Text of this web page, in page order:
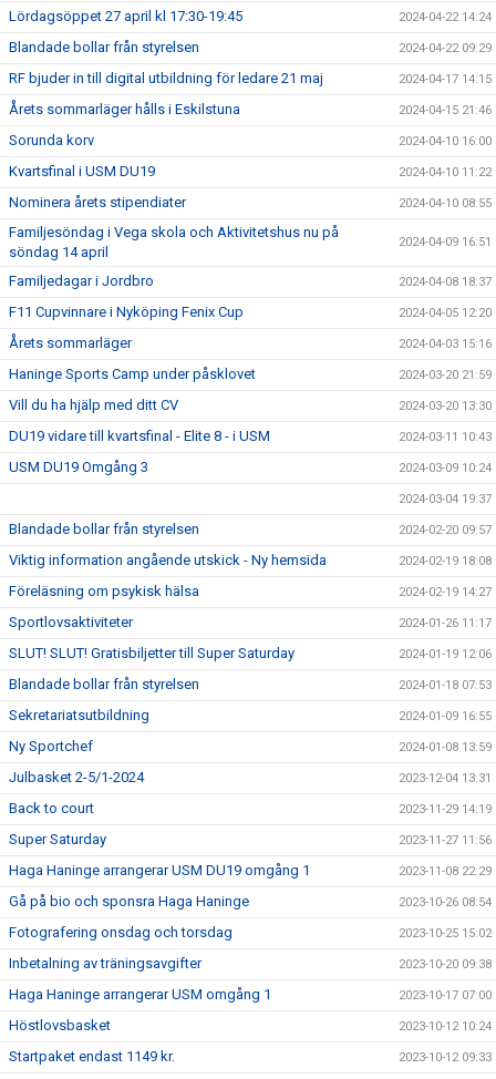
Lördagsöppet 27 april kl 17:30-19:45 2024-04-22 14:24
Blandade bollar från styrelsen 2024-04-22 09:29
RF bjuder in till digital utbildning för ledare 21 maj 2024-04-17 14:15
Årets sommarläger hålls i Eskilstuna 2024-04-15 21:46
Sorunda korv 2024-04-10 16:00
Kvartsfinal i USM DU19 2024-04-10 11:22
Nominera årets stipendiater 2024-04-10 08:55
Familjesöndag i Vega skola och Aktivitetshus nu på
söndag 14 april
2024-04-09 16:51
Familjedagar i Jordbro 2024-04-08 18:37
F11 Cupvinnare i Nyköping Fenix Cup 2024-04-05 12:20
Årets sommarläger 2024-04-03 15:16
Haninge Sports Camp under påsklovet 2024-03-20 21:59
Vill du ha hjälp med ditt CV 2024-03-20 13:30
DU19 vidare till kvartsfinal - Elite 8 - i USM 2024-03-11 10:43
USM DU19 Omgång 3 2024-03-09 10:24
2024-03-04 19:37
Blandade bollar från styrelsen 2024-02-20 09:57
Viktig information angående utskick - Ny hemsida 2024-02-19 18:08
Föreläsning om psykisk hälsa 2024-02-19 14:27
Sportlovsaktiviteter 2024-01-26 11:17
SLUT! SLUT! Gratisbiljetter till Super Saturday 2024-01-19 12:06
Blandade bollar från styrelsen 2024-01-18 07:53
Sekretariatsutbildning 2024-01-09 16:55
Ny Sportchef 2024-01-08 13:59
Julbasket 2-5/1-2024 2023-12-04 13:31
Back to court 2023-11-29 14:19
Super Saturday 2023-11-27 11:56
Haga Haninge arrangerar USM DU19 omgång 1 2023-11-08 22:29
Gå på bio och sponsra Haga Haninge 2023-10-26 08:54
Fotografering onsdag och torsdag 2023-10-25 15:02
Inbetalning av träningsavgifter 2023-10-20 09:38
Haga Haninge arrangerar USM omgång 1 2023-10-17 07:00
Höstlovsbasket 2023-10-12 10:24
Startpaket endast 1149 kr. 2023-10-12 09:33